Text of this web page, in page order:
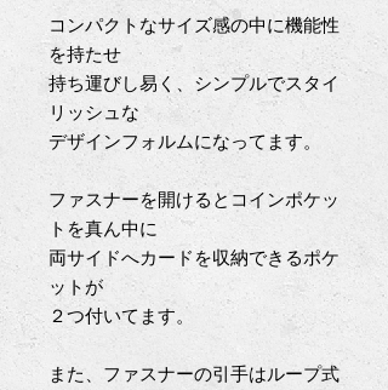
コンパクトなサイズ感の中に機能性
を持たせ
持ち運びし易く、シンプルでスタイ
リッシュな
デザインフォルムになってます。
ファスナーを開けるとコインポケッ
トを真ん中に
両サイドへカードを収納できるポケ
ットが
２つ付いてます。
また、ファスナーの引手はループ式